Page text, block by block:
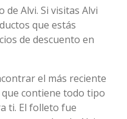
Alvi. Si visitas Alvi
que estás
de descuento en
el más reciente
contiene todo tipo
ti. El folleto fue